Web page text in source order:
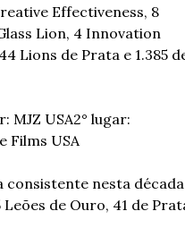
Effectiveness, 8
Lion, 4 Innovation
Lions de Prata e 1.385
MJZ USA2° lugar:
Films USA
consistente nesta
de Ouro, 41 de